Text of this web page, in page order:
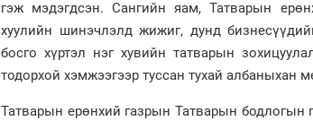
гэж мэдэгдсэн. Сангийн яам, Татварын
хуулийн шинэчлэлд жижиг, дунд
босго хүртэл нэг хувийн татварын
тодорхой хэмжээгээр туссан тухай албаныхан
Татварын ерөнхий газрын Татварын бодлогын